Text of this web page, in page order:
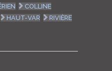
COLLINE
HAUT-VAR
RIVIÈRE